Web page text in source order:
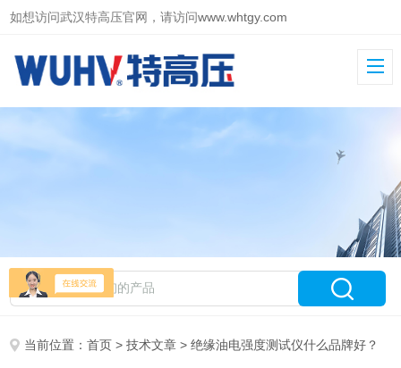
如想访问武汉特高压官网，请访问www.whtgy.com
当前位置：首页 >技术文章 > 绝缘油电强度测试仪什么品牌好？